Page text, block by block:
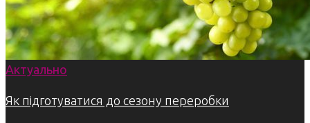
Актуально
Як підготуватися до сезону переробки